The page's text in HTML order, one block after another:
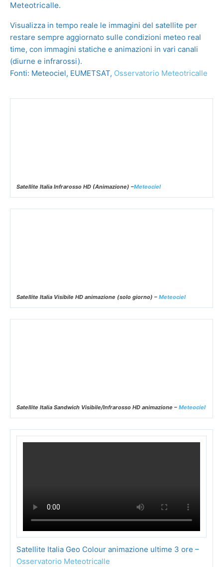
Meteotricalle.
Visualizza in tempo reale le immagini del satellite per
restare sempre aggiornato sulle condizioni meteo real
time, con immagini statiche e animazioni in vari canali
(diurne e infrarossi).
Fonti: Meteociel, EUMETSAT, Osservatorio Meteotricalle
Satellite Italia Infrarosso HD (Animazione) –Meteociel
Satellite Italia Visibile HD animazione (solo giorno) – Meteociel
Satellite Italia Sandwich Visibile/Infrarosso HD animazione – Meteociel
Satellite Italia Geo Colour animazione ultime 3 ore –
Osservatorio Meteotricalle